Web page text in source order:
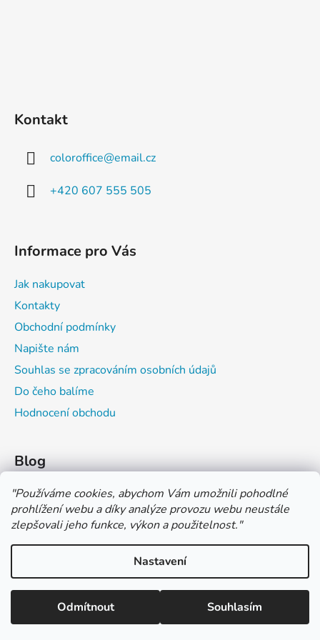
"Používáme cookies, abychom Vám umožnili pohodlné
prohlížení webu a díky analýze provozu webu neustále
zlepšovali jeho funkce, výkon a použitelnost."
Nastavení
Odmítnout Souhlasím
*** TUČNĚ ZVÝRAZNĚNÁ CENA U PRODUKTU JE CENA BEZ DPH
*** Vážení zákazníci, pokud při objednávce zvolíte platbu "PLATBA
NA FAKTURU (PLATBA PŘEDEM)" NEPLAŤTE prosím za zboží
ihned po ukončení objednávky. PLATEBNÍ ÚDAJE VÁM BUDOU
Kontakt
coloroffice@email.cz
+420 607 555 505
Informace pro Vás
Jak nakupovat
Kontakty
Obchodní podmínky
Napište nám
Souhlas se zpracováním osobních údajů
Do čeho balíme
Hodnocení obchodu
Blog
Čím můžeš psát do sešitu?
Jak na číslování sešitů
Značení tvrdosti grafitových tužek
Vytvořil Shoptet
Copyright 2026COLOR OFFICE s.r.o.. Všechna práva
vyhrazena.Upravit nastavení cookies